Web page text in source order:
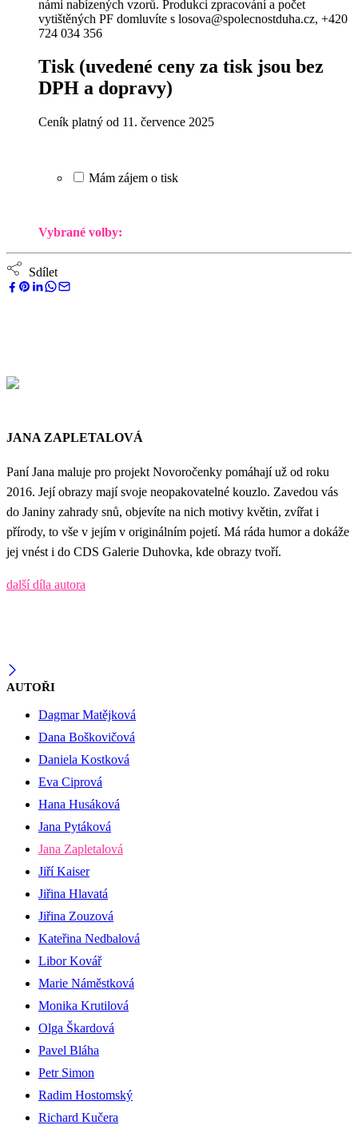
námi nabízených vzorů. Produkci zpracování a počet
vytištěných PF domluvíte s losova@spolecnostduha.cz, +420
724 034 356
Tisk(uvedené ceny za tisk jsou bez
DPH a dopravy)
Ceník platný od 11. července 2025
Mám zájem o tisk
Vybrané volby:
Sdílet
JANA ZAPLETALOVÁ
Paní Jana maluje pro projekt Novoročenky pomáhají už od roku
2016. Její obrazy mají svoje neopakovatelné kouzlo. Zavedou vás
do Janiny zahrady snů, objevíte na nich motivy květin, zvířat i
přírody, to vše v jejím v originálním pojetí. Má ráda humor a dokáže
jej vnést i do CDS Galerie Duhovka, kde obrazy tvoří.
další díla autora
AUTOŘI
Dagmar Matějková
Dana Boškovičová
Daniela Kostková
Eva Ciprová
Hana Husáková
Jana Pytáková
Jana Zapletalová
Jiří Kaiser
Jiřina Hlavatá
Jiřina Zouzová
Kateřina Nedbalová
Libor Kovář
Marie Náměstková
Monika Krutilová
Olga Škardová
Pavel Bláha
Petr Simon
Radim Hostomský
Richard Kučera